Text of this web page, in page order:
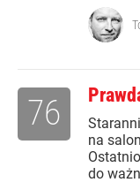
na
do
76